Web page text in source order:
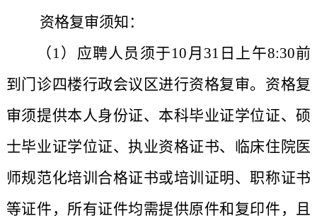
资格复审须知：
（1）应聘人员须于10月31 日上午8:30前
到门诊四楼行政会议区进行资格复审。资格复
审须提供本人身份证、本科毕业证学位证、硕
士毕业证学位证、执业资格证书、临床住院医
师规范化培训合格证书或培训证明、职称证书
等证件，所有证件均需提供原件和复印件，且